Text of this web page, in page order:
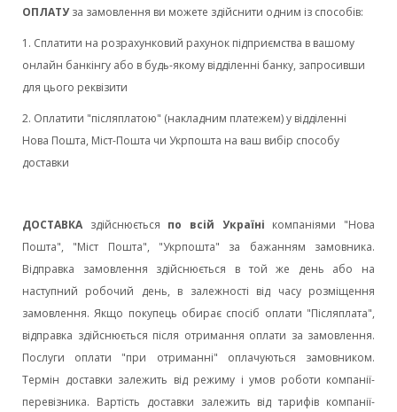
ОПЛАТУза замовлення ви можете здійснити одним із способів:
1. Cплатити на розрахунковий рахунок підприємства в вашому
онлайн банкінгу або в будь-якому відділенні банку, запросивши
для цього реквізити
2. Оплатити "післяплатою" (накладним платежем) у відділенні
Нова Пошта, Міст-Пошта чи Укрпошта на ваш вибір способу
доставки
ДОСТАВКА здійснюється по всій Україні компаніями "Нова
Пошта", "Міст Пошта", "Укрпошта" за бажанням замовника.
Відправка замовлення здійснюється в той же день або на
наступний робочий день, в залежності від часу розміщення
замовлення. Якщо покупець обирає спосіб оплати "Післяплата",
відправка здійснюється після отримання оплати за замовлення.
Послуги оплати "при отриманні" оплачуються замовником.
Термін доставки залежить від режиму і умов роботи компанії-
перевізника. Вартість доставки залежить від тарифів компанії-